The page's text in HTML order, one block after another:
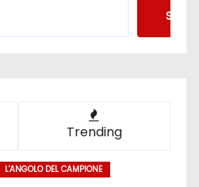
Trending
L'ANGOLO DEL CAMPIONE